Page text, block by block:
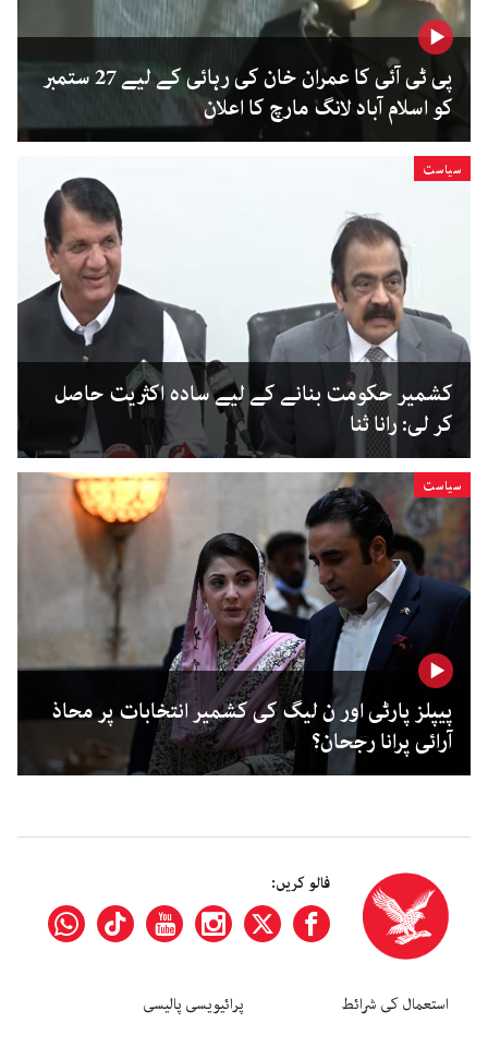
پی ٹی آئی کا عمران خان کی رہائی کے لیے 27 ستمبر
کو اسلام آباد لانگ مارچ کا اعلان
سیاست
کشمیر حکومت بنانے کے لیے سادہ اکثریت حاصل
کر لی: رانا ثنا
سیاست
پیپلز پارٹی اور ن لیگ کی کشمیر انتخابات پر محاذ
آرائی پرانا رجحان؟
فالو کریں:
استعمال کی شرائط پرائیویسی پالیسی